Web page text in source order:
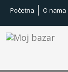
Početna O nama